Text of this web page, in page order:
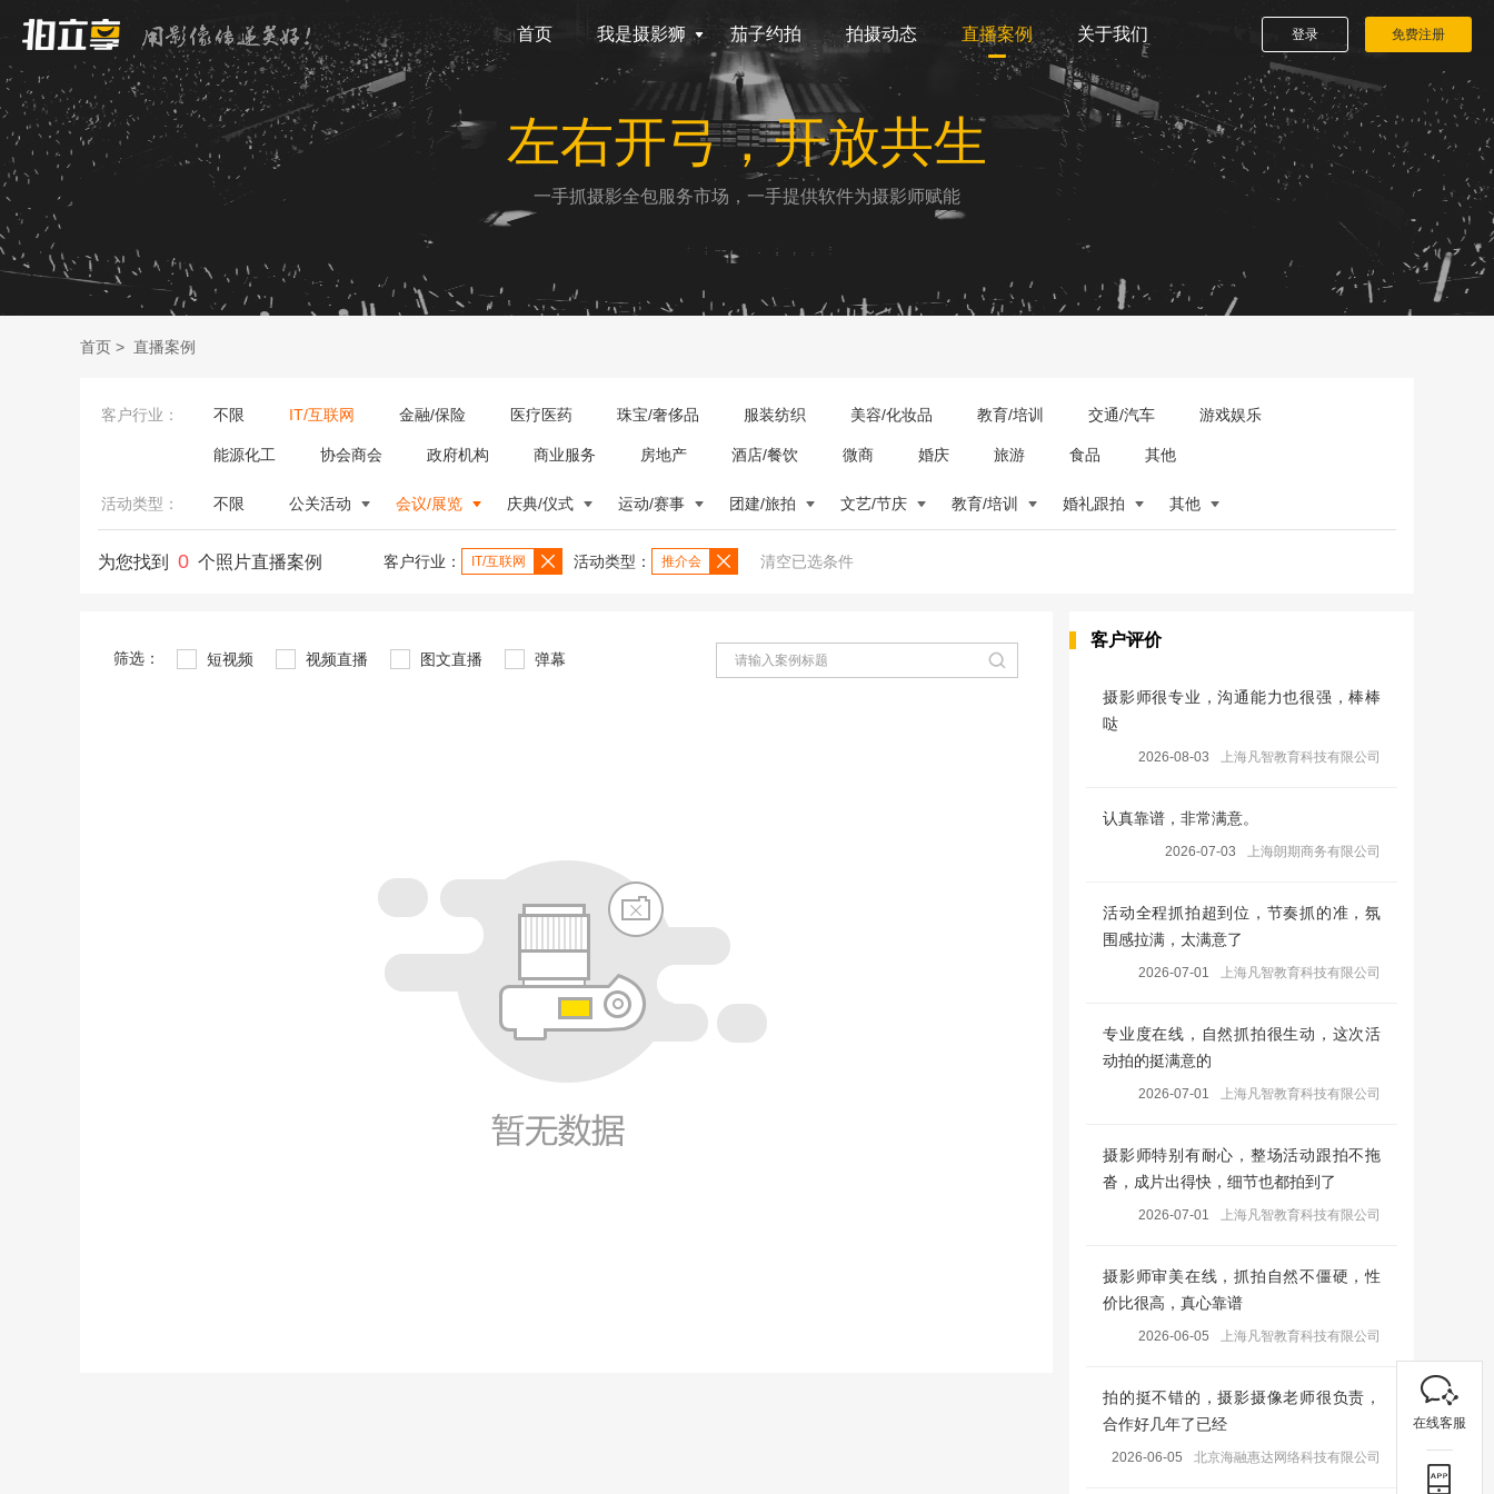
首页 我是摄影狮 茄子约拍 拍摄动态 直播案例 关于我们 登录 免费注册
左右开弓，开放共生
一手抓摄影全包服务市场，一手提供软件为摄影师赋能
首页 > 直播案例
客户行业： 不限 IT/互联网 金融/保险 医疗医药 珠宝/奢侈品 服装纺织 美容/化妆品 教育/培训 交通/汽车 游戏娱乐
能源化工 协会商会 政府机构 商业服务 房地产 酒店/餐饮 微商 婚庆 旅游 食品 其他
活动类型： 不限 公关活动 会议/展览 庆典/仪式 运动/赛事 团建/旅拍 文艺/节庆 教育/培训 婚礼跟拍 其他
为您找到 0 个照片直播案例 客户行业： IT/互联网 活动类型： 推介会 清空已选条件
筛选： 短视频 视频直播 图文直播 弹幕
客户评价
摄影师很专业，沟通能力也很强，棒棒
哒
2026-08-03 上海凡智教育科技有限公司
认真靠谱，非常满意。
2026-07-03 上海朗期商务有限公司
活动全程抓拍超到位，节奏抓的准，氛
围感拉满，太满意了
2026-07-01 上海凡智教育科技有限公司
专业度在线，自然抓拍很生动，这次活
动拍的挺满意的
2026-07-01 上海凡智教育科技有限公司
摄影师特别有耐心，整场活动跟拍不拖
沓，成片出得快，细节也都拍到了
2026-07-01 上海凡智教育科技有限公司
摄影师审美在线，抓拍自然不僵硬，性
价比很高，真心靠谱
2026-06-05 上海凡智教育科技有限公司
拍的挺不错的，摄影摄像老师很负责，
合作好几年了已经
2026-06-05 北京海融惠达网络科技有限公司
在线客服